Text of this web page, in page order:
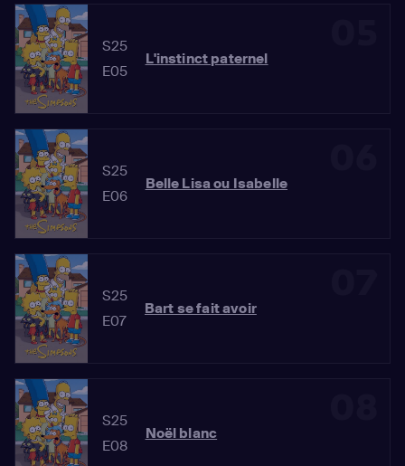
S25
E05
L'instinct paternel
S25
E06
Belle Lisa ou Isabelle
S25
E07
Bart se fait avoir
S25
E08
Noël blanc